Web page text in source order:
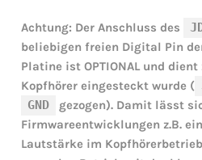
Achtung: Der Anschluss des
beliebigen freien Digital Pin
Platine ist OPTIONAL und
Kopfhörer eingesteckt wurde (
GND
gezogen). Damit lässt
Firmwareentwicklungen z.B.
Lautstärke im